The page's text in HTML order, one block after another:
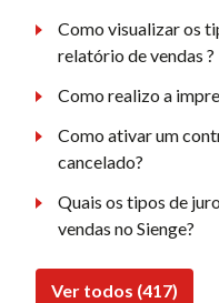
Como visualizar os
relatório de vendas ?
Como realizo a
Como ativar um
cancelado?
Quais os tipos de
vendas no Sienge?
Ver todos (417)